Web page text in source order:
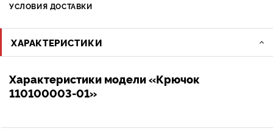
УСЛОВИЯ ДОСТАВКИ
ХАРАКТЕРИСТИКИ
Характеристики модели «Крючок
110100003-01»